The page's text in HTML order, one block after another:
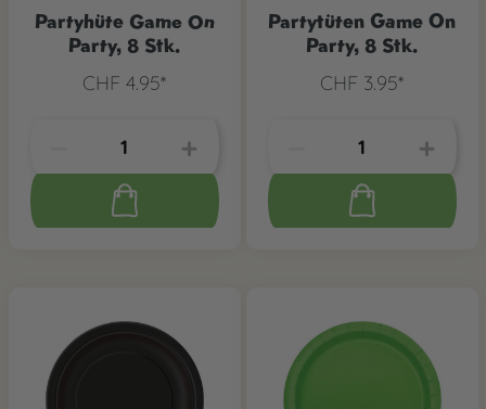
Partyhüte Game On
Party, 8 Stk.
CHF 4.95*
Partytüten Game On
Party, 8 Stk.
CHF 3.95*